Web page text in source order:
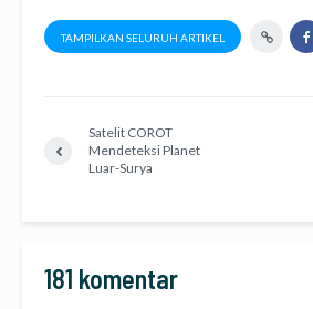
TAMPILKAN SELURUH ARTIKEL
Satelit COROT
Mendeteksi Planet
Luar-Surya
181 komentar